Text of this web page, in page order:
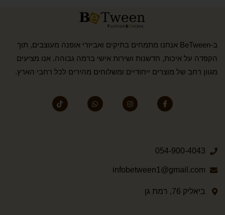
ב-BeTween אנחנו מתמחים בתיקים ואביזרי אופנה מעוצבים, תוך
הקפדה על איכות, חדשנות ושירות אישי ברמה גבוהה. אנו מציעים
מגוון רחב של מוצרים ייחודיים ומשלוחים מהירים לכל רחבי הארץ.
054-900-4043
infobetween1@gmail.com
ביאליק 76, רמת גן